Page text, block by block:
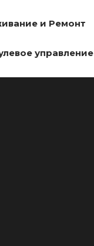
и Ремонт
управление